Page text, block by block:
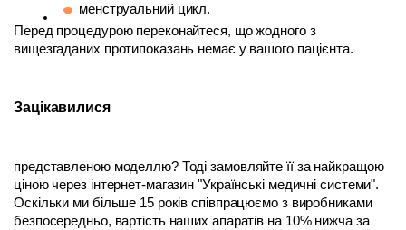
менструальний цикл.
Перед процедурою переконайтеся, що жодного з
вищезгаданих протипоказань немає у вашого пацієнта.
Зацікавилися
представленою моделлю? Тоді замовляйте її за найкращою
ціною через інтернет-магазин "Українські медичні системи".
Оскільки ми більше 15 років співпрацюємо з виробниками
безпосередньо, вартість наших апаратів на 10% нижча за